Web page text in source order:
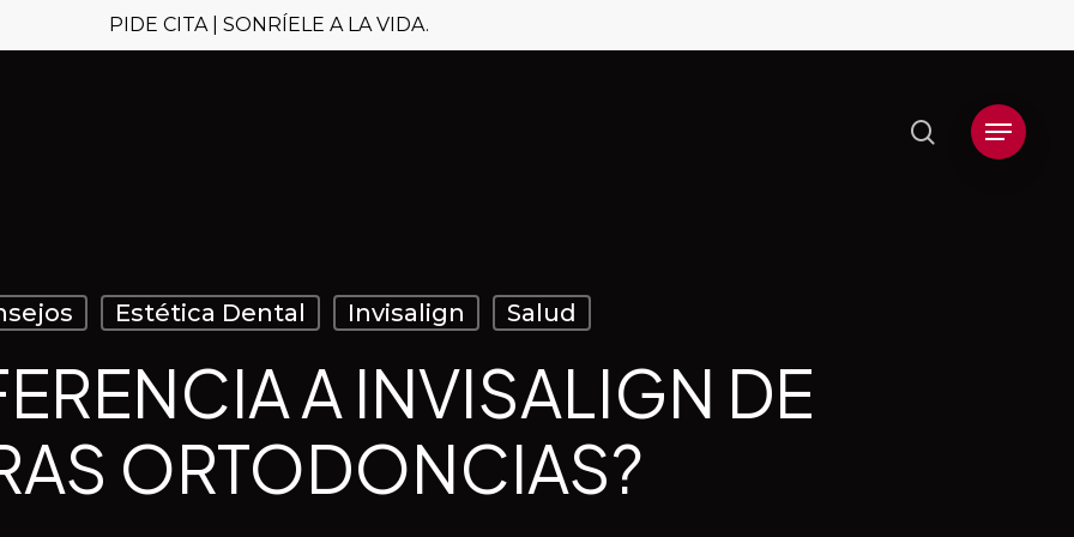
PIDE CITA | SONRÍELE A LA VIDA.
search
Menu
Estética Dental Invisalign Salud
A INVISALIGN DE
ORTODONCIAS?